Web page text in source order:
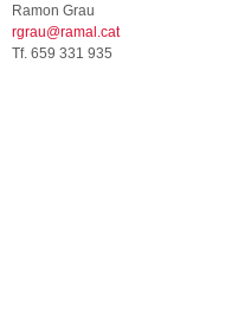
Ramon Grau
rgrau@ramal.cat
Tf. 659 331 935